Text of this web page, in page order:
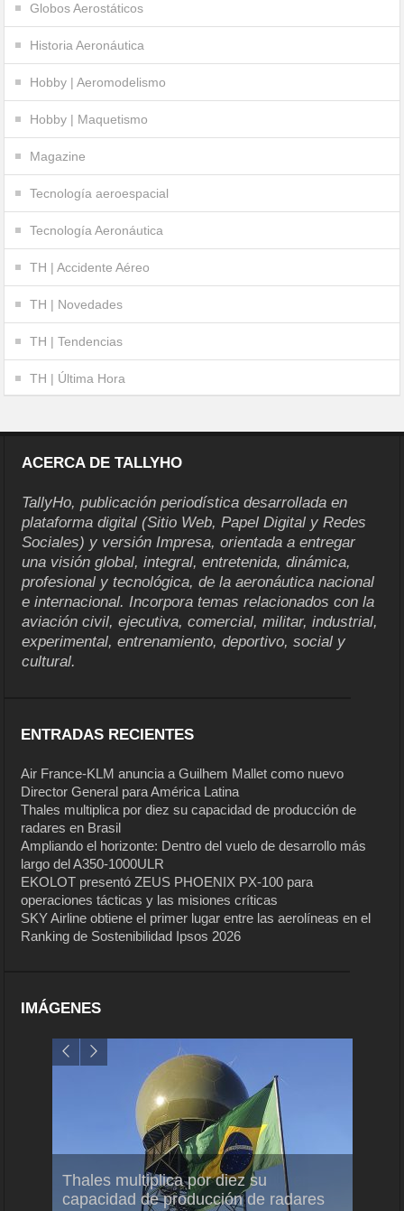
Globos Aerostáticos
Historia Aeronáutica
Hobby | Aeromodelismo
Hobby | Maquetismo
Magazine
Tecnología aeroespacial
Tecnología Aeronáutica
TH | Accidente Aéreo
TH | Novedades
TH | Tendencias
TH | Última Hora
ACERCA DE TALLYHO
TallyHo, publicación periodística desarrollada en
plataforma digital (Sitio Web, Papel Digital y Redes
Sociales) y versión Impresa, orientada a entregar
una visión global, integral, entretenida, dinámica,
profesional y tecnológica, de la aeronáutica nacional
e internacional. Incorpora temas relacionados con la
aviación civil, ejecutiva, comercial, militar, industrial,
experimental, entrenamiento, deportivo, social y
cultural.
ENTRADAS RECIENTES
Air France-KLM anuncia a Guilhem Mallet como nuevo
Director General para América Latina
Thales multiplica por diez su capacidad de producción de
radares en Brasil
Ampliando el horizonte: Dentro del vuelo de desarrollo más
largo del A350-1000ULR
EKOLOT presentó ZEUS PHOENIX PX-100 para
operaciones tácticas y las misiones críticas
SKY Airline obtiene el primer lugar entre las aerolíneas en el
Ranking de Sostenibilidad Ipsos 2026
IMÁGENES
Thales multiplica por diez su
capacidad de producción de radares